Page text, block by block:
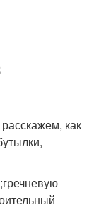
как